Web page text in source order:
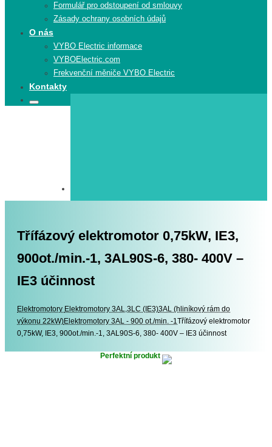
Formulář pro odstoupení od smlouvy
Zásady ochrany osobních údajů
O nás
VYBO Electric informace
VYBOElectric.com
Frekvenční měniče VYBO Electric
Kontakty
Search
Search
Třífázový elektromotor 0,75kW, IE3,
900ot./min.-1, 3AL90S-6, 380- 400V –
IE3 účinnost
Elektromotory Elektromotory
Elektromotory 3AL,3LC (IE3)3AL (hliníkový rám do
výkonu 22kW)Elektromotory 3AL - 900 ot./min. -1Třífázový elektromotor
0,75kW, IE3, 900ot./min.-1, 3AL90S-6, 380- 400V – IE3 účinnost
Perfektní produkt